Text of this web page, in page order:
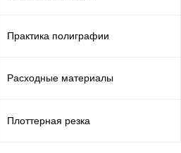
Практика полиграфии
Расходные материалы
Плоттерная резка